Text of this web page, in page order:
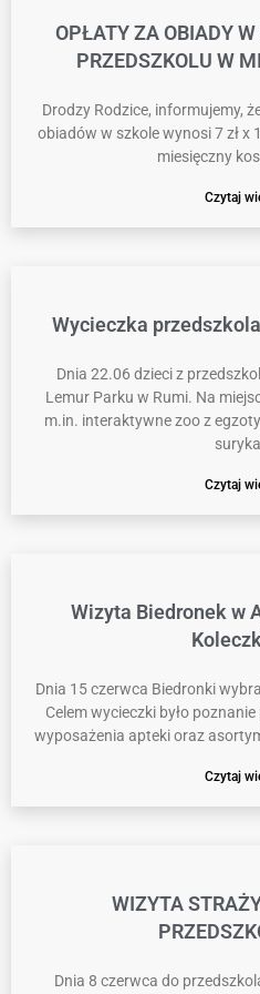
OPŁATY ZA OBIADY
PRZEDSZKOLU W
Drodzy Rodzice, informujemy,
obiadów w szkole wynosi 7 zł x
miesięczny
Czytaj
Wycieczka
Dnia 22.06 dzieci z
Lemur Parku w Rumi. Na
m.in. interaktywne zoo z
Czytaj
Wizyta Biedronek w
Dnia 15 czerwca Biedronki
Celem wycieczki było
wyposażenia apteki oraz
Czytaj
WIZYTA
Dnia 8 czerwca do